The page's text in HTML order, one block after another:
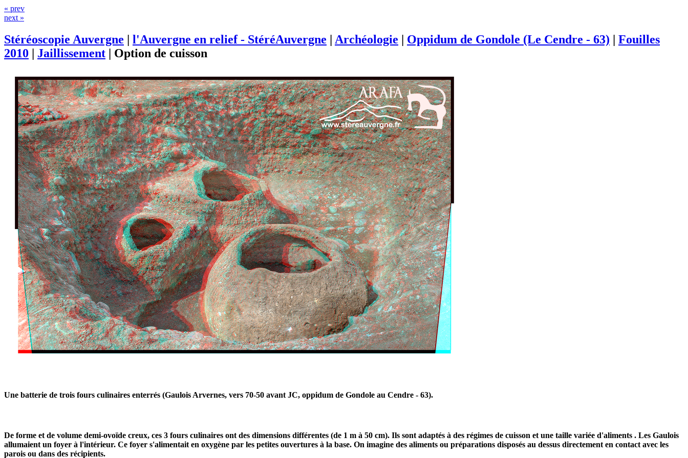
« prev
next »
Stéréoscopie Auvergne | l'Auvergne en relief - StéréAuvergne | Archéologie | Oppidum de Gondole (Le Cendre - 63) | Fouilles
2010 | Jaillissement | Option de cuisson
Une batterie de trois fours culinaires enterrés (Gaulois Arvernes, vers 70-50 avant JC, oppidum de Gondole au Cendre - 63).
De forme et de volume demi-ovoïde creux, ces 3 fours culinaires ont des dimensions différentes (de 1 m à 50 cm). Ils sont adaptés à des régimes de cuisson et une taille variée d'aliments . Les Gaulois
allumaient un foyer à l'intérieur. Ce foyer s'alimentait en oxygène par les petites ouvertures à la base. On imagine des aliments ou préparations disposés au dessus directement en contact avec les
parois ou dans des récipients.